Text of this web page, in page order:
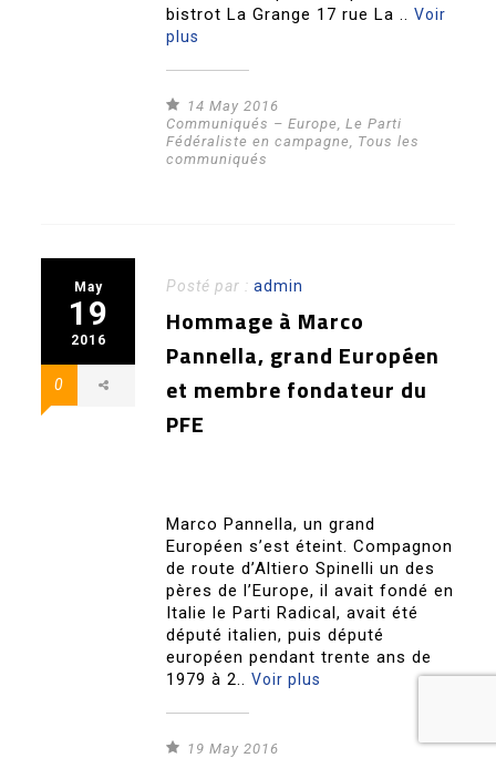
bistrot La Grange 17 rue La ..Voir
plus
14 May 2016
Communiqués – Europe ,Le Parti
Fédéraliste en campagne
Tous les
communiqués
May
19
2016
0
Posté par :admin
Hommage à Marco
Pannella, grand Européen
et membre fondateur du
PFE
Marco Pannella, un grand
Européen s’est éteint. Compagnon
de route d’Altiero Spinelli un des
pères de l’Europe, il avait fondé en
Italie le Parti Radical, avait été
député italien, puis député
européen pendant trente ans de
1979 à 2..Voir plus
19 May 2016